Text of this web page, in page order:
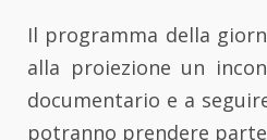
Il programma della
alla proiezione un
documentario e a
potranno prendere